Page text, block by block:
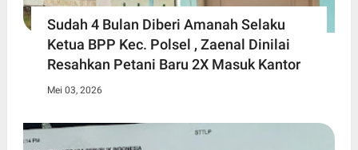
Sudah 4 Bulan Diberi Amanah Selaku
Ketua BPP Kec. Polsel , Zaenal Dinilai
Resahkan Petani Baru 2X Masuk Kantor
Mei 03, 2026